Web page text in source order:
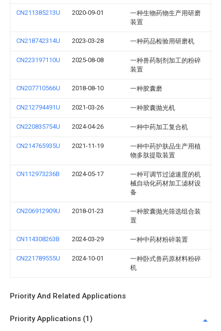
CN211385213U 2020-09-01
一种生物药物生产用研磨
装置
CN218742314U 2023-03-28 一种药品检验用研磨机
CN223197110U 2025-08-08
一种兽药制剂加工的粉碎
装置
CN207710566U 2018-08-10 一种胶囊磨
CN212794491U 2021-03-26 一种胶囊抛光机
CN220835754U 2024-04-26 一种中药加工复合机
CN214765935U 2021-11-19
一种中药护肤品生产用植
物多肽提取装置
CN112973236B 2024-05-17
一种可调节过滤速度的机
械自动化药材加工滤材设
备
CN206912909U 2018-01-23
一种胶囊抛光筛选组合装
置
CN114308263B 2024-03-29 一种中药材粉碎装置
CN221789555U 2024-10-01
一种卧式兽药原材料粉碎
机
Priority And Related Applications
Priority Applications (1)